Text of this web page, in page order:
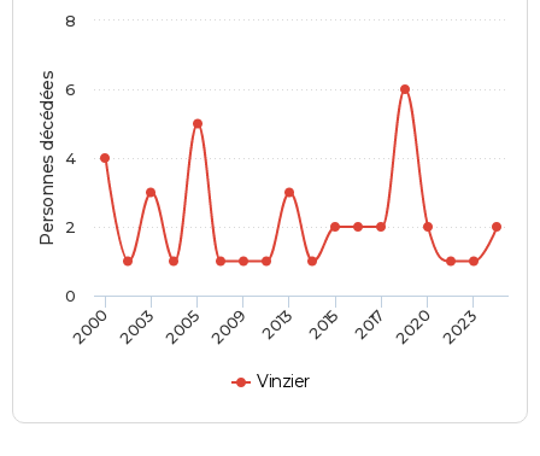
Personnes décédées
Vinzier
2000 2003 2005 2009 2013 2015 2017 2020 2023
0
2
4
6
8